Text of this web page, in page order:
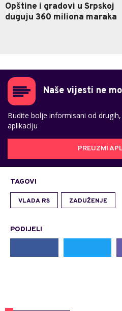
Opštine i gradovi u Srpskoj
duguju 360 miliona maraka
Naše vijesti ne
Budite bolje informisani od
aplikaciju
PREUZMI
TAGOVI
VLADA RS ZADUŽENJE
PODIJELI